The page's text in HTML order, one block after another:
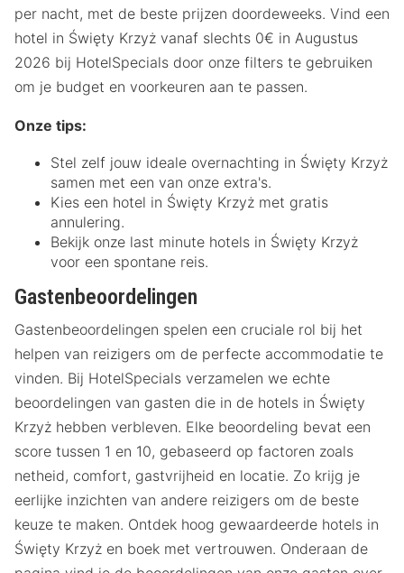
per nacht, met de beste prijzen doordeweeks. Vind een
hotel in Święty Krzyż vanaf slechts 0€ in Augustus
2026 bij HotelSpecials door onze filters te gebruiken
om je budget en voorkeuren aan te passen.
Onze tips:
Stel zelf jouw ideale overnachting in Święty Krzyż
samen met een van onze extra's.
Kies een hotel in Święty Krzyż met gratis
annulering.
Bekijk onze last minute hotels in Święty Krzyż
voor een spontane reis.
Gastenbeoordelingen
Gastenbeoordelingen spelen een cruciale rol bij het
helpen van reizigers om de perfecte accommodatie te
vinden. Bij HotelSpecials verzamelen we echte
beoordelingen van gasten die in de hotels in Święty
Krzyż hebben verbleven. Elke beoordeling bevat een
score tussen 1 en 10, gebaseerd op factoren zoals
netheid, comfort, gastvrijheid en locatie. Zo krijg je
eerlijke inzichten van andere reizigers om de beste
keuze te maken. Ontdek hoog gewaardeerde hotels in
Święty Krzyż en boek met vertrouwen. Onderaan de